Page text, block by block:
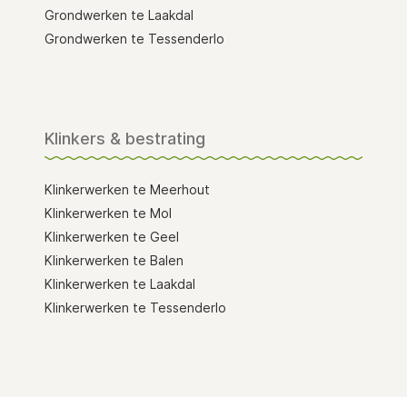
Grondwerken te Laakdal
Grondwerken te Tessenderlo
Klinkers & bestrating
Klinkerwerken te Meerhout
Klinkerwerken te Mol
Klinkerwerken te Geel
Klinkerwerken te Balen
Klinkerwerken te Laakdal
Klinkerwerken te Tessenderlo